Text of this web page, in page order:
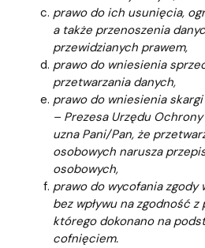
prawo do ich usunięcia,
a także przenoszenia
przewidzianych prawem,
prawo do wniesienia
przetwarzania danych,
prawo do wniesienia
– Prezesa Urzędu
uzna Pani/Pan, że
osobowych narusza
osobowych,
prawo do wycofania zgody
bez wpływu na zgodność
którego dokonano na
cofnięciem.